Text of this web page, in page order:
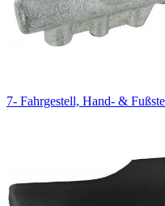
7- Fahrgestell, Hand- &